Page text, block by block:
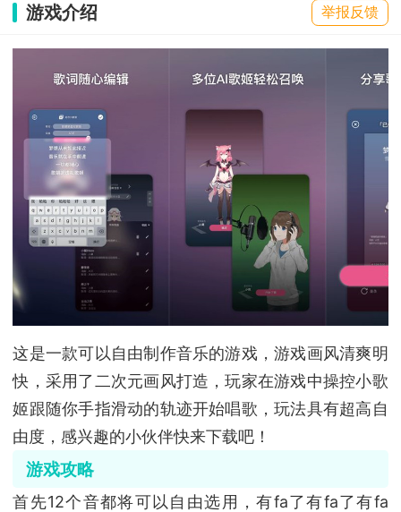
游戏介绍 举报反馈
这是一款可以自由制作音乐的游戏，游戏画风清爽明
快，采用了二次元画风打造，玩家在游戏中操控小歌
姬跟随你手指滑动的轨迹开始唱歌，玩法具有超高自
由度，感兴趣的小伙伴快来下载吧！
游戏攻略
首先12个音都将可以自由选用，有fa了有fa了有fa